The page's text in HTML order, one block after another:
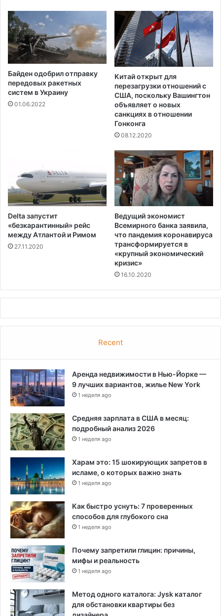
Байден одобрил отправку
передовых ракетных
систем в Украину
01.06.2022
Китай открыт для
перезагрузки отношений с
США, поскольку Вашингтон
объявляет о новых
санкциях в отношении
Гонконга
08.12.2020
Delta запустит
«безкарантинный» рейс
между Атлантой и Римом
27.11.2020
Ведущий экономист
Всемирного банка заявила,
что пандемия коронавируса
трансформируется в
«крупный экономический
кризис»
16.10.2020
Recent
Аренда недвижимости в Нью-Йорке —
9 лучших вариантов, жилье New York
1 неделя ago
Средняя зарплата в США в месяц:
подробный анализ 2026
1 неделя ago
Харам это: 15 шокирующих запретов в
исламе, о которых важно знать
1 неделя ago
Как быстро уснуть: 7 проверенных
способов для глубокого сна
1 неделя ago
Почему запретили глицин: причины,
мифы и реальность
1 неделя ago
Метод одного каталога: Jysk каталог
для обстановки квартиры без